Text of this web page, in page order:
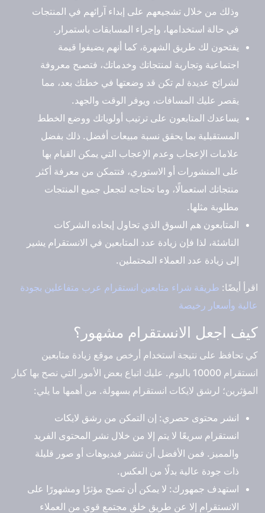
وذلك من خلال تشجيعهم على إبداء آرائهم في المنتجات
في حالة استخدامها، وإجراء المسابقات باستمرار.
يفتحون لك طريق الشهرة، كما أنهم يضيفوا قيمة
اجتماعية وتجارية لمنتجاتك وخدماتك، فتصبح معروفة
لشرائح عديدة لم تكن قد وضعتها في خطتك بعد، مما
يقصر عليك المسافات، ويوفر الوقت والجهد.
يساعدك المتابعون على ترتيب أولوياتك ووضع الخطط
المستقبلية بما يحقق نسبة مبيعات أفضل. ذلك بفضل
علامات الإعجاب وعدم الإعجاب التي يمكن القيام بها
على المنشورات أو الاستوري، فتتمكن من معرفة أكثر
منتجاتك استعمالًا، وما تحتاجه لتجعل جميع المنتجات
مطلوبة مثلها.
المتابعون هم السوق الذي تحاول إيجاده الشركات
الناشئة، لذا فإن زيادة عدد المتابعين في الانستقرام يشير
إلى زيادة عدد العملاء المحتملين.
اقرأ أيضًا: طريقة شراء متابعين انستقرام عرب متفاعلين بجودة
عالية وأسعار رخيصة
كيف اجعل الانستقرام مشهور؟
كي تحافظ على نتيجة استخدام أرخص موقع زيادة متابعين
انستقرام 10000 باليوم. عليك اتباع بعض الأمور التي نصح بها كبار
المؤثرين؛ لرشق لايكات انستقرام بسهولة. من أهمها ما يلي:
انشر محتوى حصري: إن التمكن من رشق لايكات
انستقرام سريعًا لا يتم إلا من خلال نشر المحتوى الفريد
والمميز. فمن الأفضل أن تنشر فيديوهات أو صور قليلة
ذات جودة عالية بدلًا من العكس.
استهدف جمهورك: لا يمكن أن تصبح مؤثرًا ومشهورًا على
الانستقرام إلا عن طريق خلق مجتمع قوي من العملاء